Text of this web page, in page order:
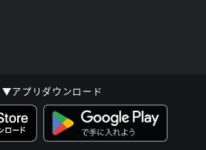
▼アプリダウンロード